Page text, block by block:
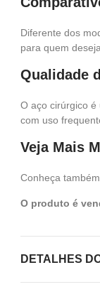
Diferente dos
para quem
Qualidade
O aço cirúrgico
com uso
Veja Mais
Conheça
O produto é
DETALHES